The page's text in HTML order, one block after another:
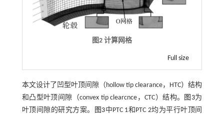
图2 计算网格
Full size
本文设计了凹型叶顶间隙（hollow tip clearance，HTC）结构
和凸型叶顶间隙（convex tip clearcnce，CTC）结构。
图3为
叶顶间隙的研究方案。
图3中PTC 1和PTC 2均为平行叶顶间